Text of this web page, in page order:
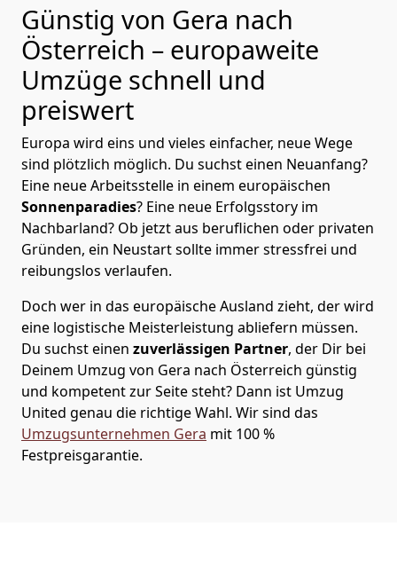
Günstig von Gera nach
Österreich – europaweite
Umzüge schnell und
preiswert
Europa wird eins und vieles einfacher, neue Wege
sind plötzlich möglich. Du suchst einen Neuanfang?
Eine neue Arbeitsstelle in einem europäischen
Sonnenparadies? Eine neue Erfolgsstory im
Nachbarland? Ob jetzt aus beruflichen oder privaten
Gründen, ein Neustart sollte immer stressfrei und
reibungslos verlaufen.
Doch wer in das europäische Ausland zieht, der wird
eine logistische Meisterleistung abliefern müssen.
Du suchst einen zuverlässigen Partner, der Dir bei
Deinem Umzug von Gera nach Österreich günstig
und kompetent zur Seite steht? Dann ist Umzug
United genau die richtige Wahl. Wir sind das
Umzugsunternehmen Gera mit 100 %
Festpreisgarantie.